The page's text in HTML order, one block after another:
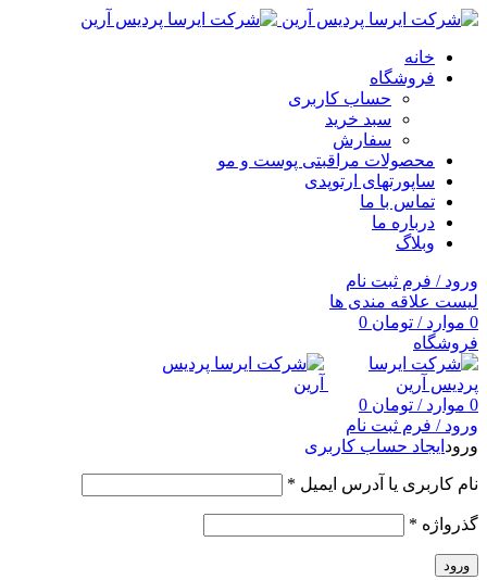
خانه
فروشگاه
حساب کاربری
سبد خرید
سفارش
محصولات مراقبتی پوست و مو
ساپورتهای ارتوپدی
تماس با ما
درباره ما
وبلاگ
ورود / فرم ثبت نام
لیست علاقه مندی ها
0 موارد / تومان
فروشگاه
0 موارد / تومان
ورود / فرم ثبت نام
ورود ایجاد حساب کاربری
نام کاربری یا آدرس ایمیل *
گذرواژه *
ورود